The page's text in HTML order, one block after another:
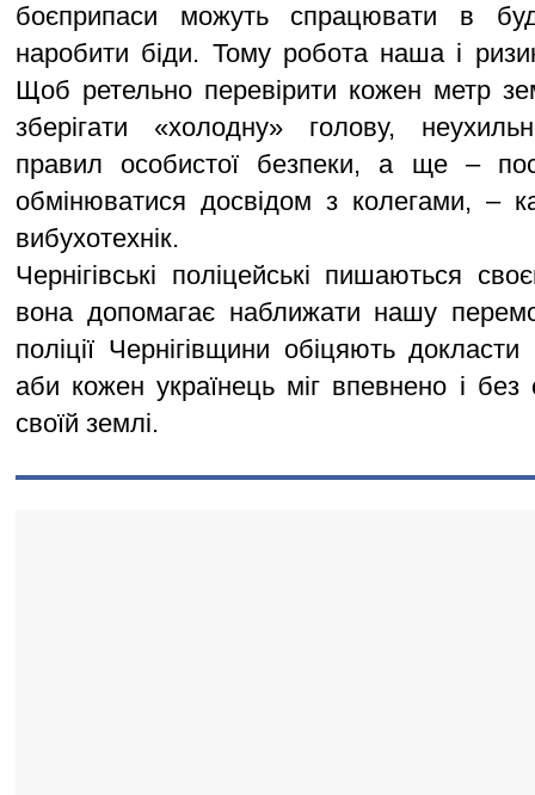
боєприпаси можуть спрацювати в
наробити біди. Тому робота наша і
Щоб ретельно перевірити кожен метр
зберігати «холодну» голову,
правил особистої безпеки, а ще –
обмінюватися досвідом з колегами, –
вибухотехнік.
Чернігівські поліцейські пишаються
вона допомагає наближати нашу
поліції Чернігівщини обіцяють
аби кожен українець міг впевнено і без
своїй землі.